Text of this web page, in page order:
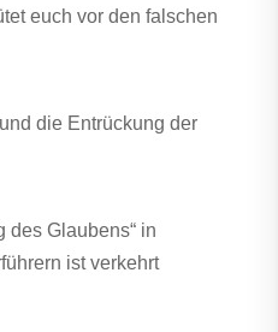
euch vor den falschen
die Entrückung der
des Glaubens“ in
ist verkehrt